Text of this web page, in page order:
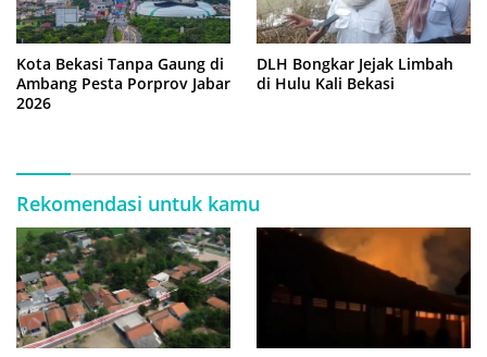
Kota Bekasi Tanpa Gaung di
Ambang Pesta Porprov Jabar
2026
DLH Bongkar Jejak Limbah
di Hulu Kali Bekasi
Rekomendasi untuk kamu